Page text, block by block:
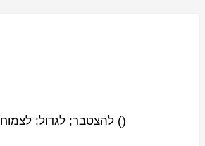
(
) להצטבר; לגדול; לצמוח